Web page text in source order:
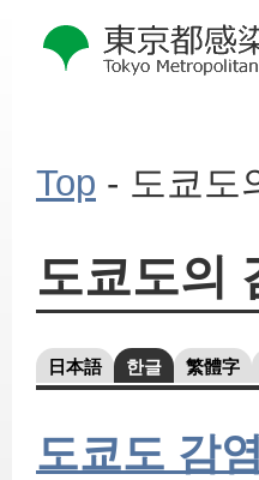
Top - 도쿄도
本
文
こ
か
ら
도쿄도의
日本語 한글 繁體字
도쿄도 감